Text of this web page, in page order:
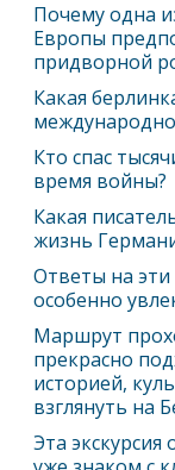
Почему одна
Европы
придворной
Какая
Кто спас
время войны?
Какая
жизнь
Ответы на
особенно
Маршрут
прекрасно
историей,
взглянуть на
Эта